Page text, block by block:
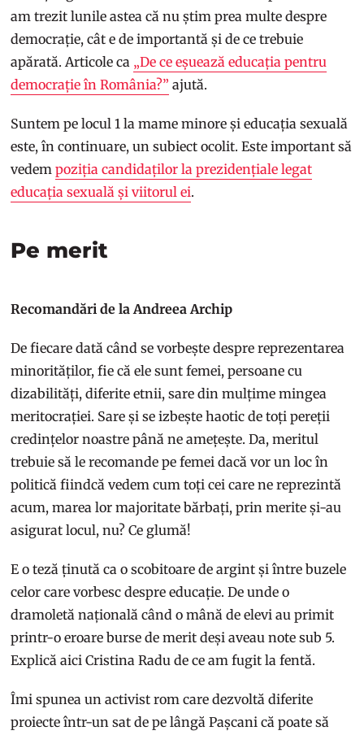
am trezit lunile astea că nu știm prea multe despre
democrație, cât e de importantă și de ce trebuie
apărată. Articole ca „De ce eșuează educația pentru
democrație în România?” ajută.
Suntem pe locul 1 la mame minore și educația sexuală
este, în continuare, un subiect ocolit. Este important să
vedempoziția candidaților la prezidențiale legat
educația sexuală și viitorul ei.
Pe merit
Recomandări de la Andreea Archip
De fiecare dată când se vorbește despre reprezentarea
minorităților, fie că ele sunt femei, persoane cu
dizabilități, diferite etnii, sare din mulțime mingea
meritocrației. Sare și se izbește haotic de toți pereții
credințelor noastre până ne amețește. Da, meritul
trebuie să le recomande pe femei dacă vor un loc în
politică fiindcă vedem cum toți cei care ne reprezintă
acum, marea lor majoritate bărbați, prin merite și-au
asigurat locul, nu? Ce glumă!
E o teză ținută ca o scobitoare de argint și între buzele
celor care vorbesc despre educație. De unde o
dramoletă națională când o mână de elevi au primit
printr-o eroare burse de merit deși aveau note sub 5.
Explică aici Cristina Radu de ce am fugit la fentă.
Îmi spunea un activist rom care dezvoltă diferite
proiecte într-un sat de pe lângă Pașcani că poate să